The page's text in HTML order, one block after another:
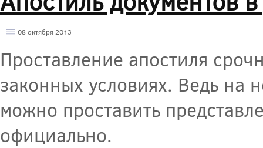
08 октября 2013
Проставление апостиля
законных условиях. Ведь на
можно проставить
официально.